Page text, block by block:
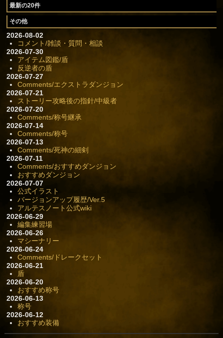
最新の20件
その他
2026-08-02
コメント/雑談・質問・相談
2026-07-30
アイテム図鑑/盾
反逆者の盾
2026-07-27
Comments/エクストラダンジョン
2026-07-21
ストーリー攻略後の指針/中級者
2026-07-20
Comments/称号継承
2026-07-14
Comments/称号
2026-07-13
Comments/死神の細剣
2026-07-11
Comments/おすすめダンジョン
おすすめダンジョン
2026-07-07
公式イラスト
バージョンアップ履歴/Ver.5
アルテスノート公式wiki
2026-06-29
編集練習場
2026-06-26
マシーナリー
2026-06-24
Comments/ドレークセット
2026-06-21
盾
2026-06-20
おすすめ称号
2026-06-13
称号
2026-06-12
おすすめ装備